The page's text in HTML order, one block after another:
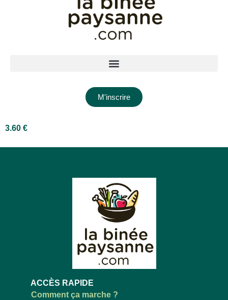
M'inscrire
3.60 €
ACCÈS RAPIDE
Comment ça marche ?